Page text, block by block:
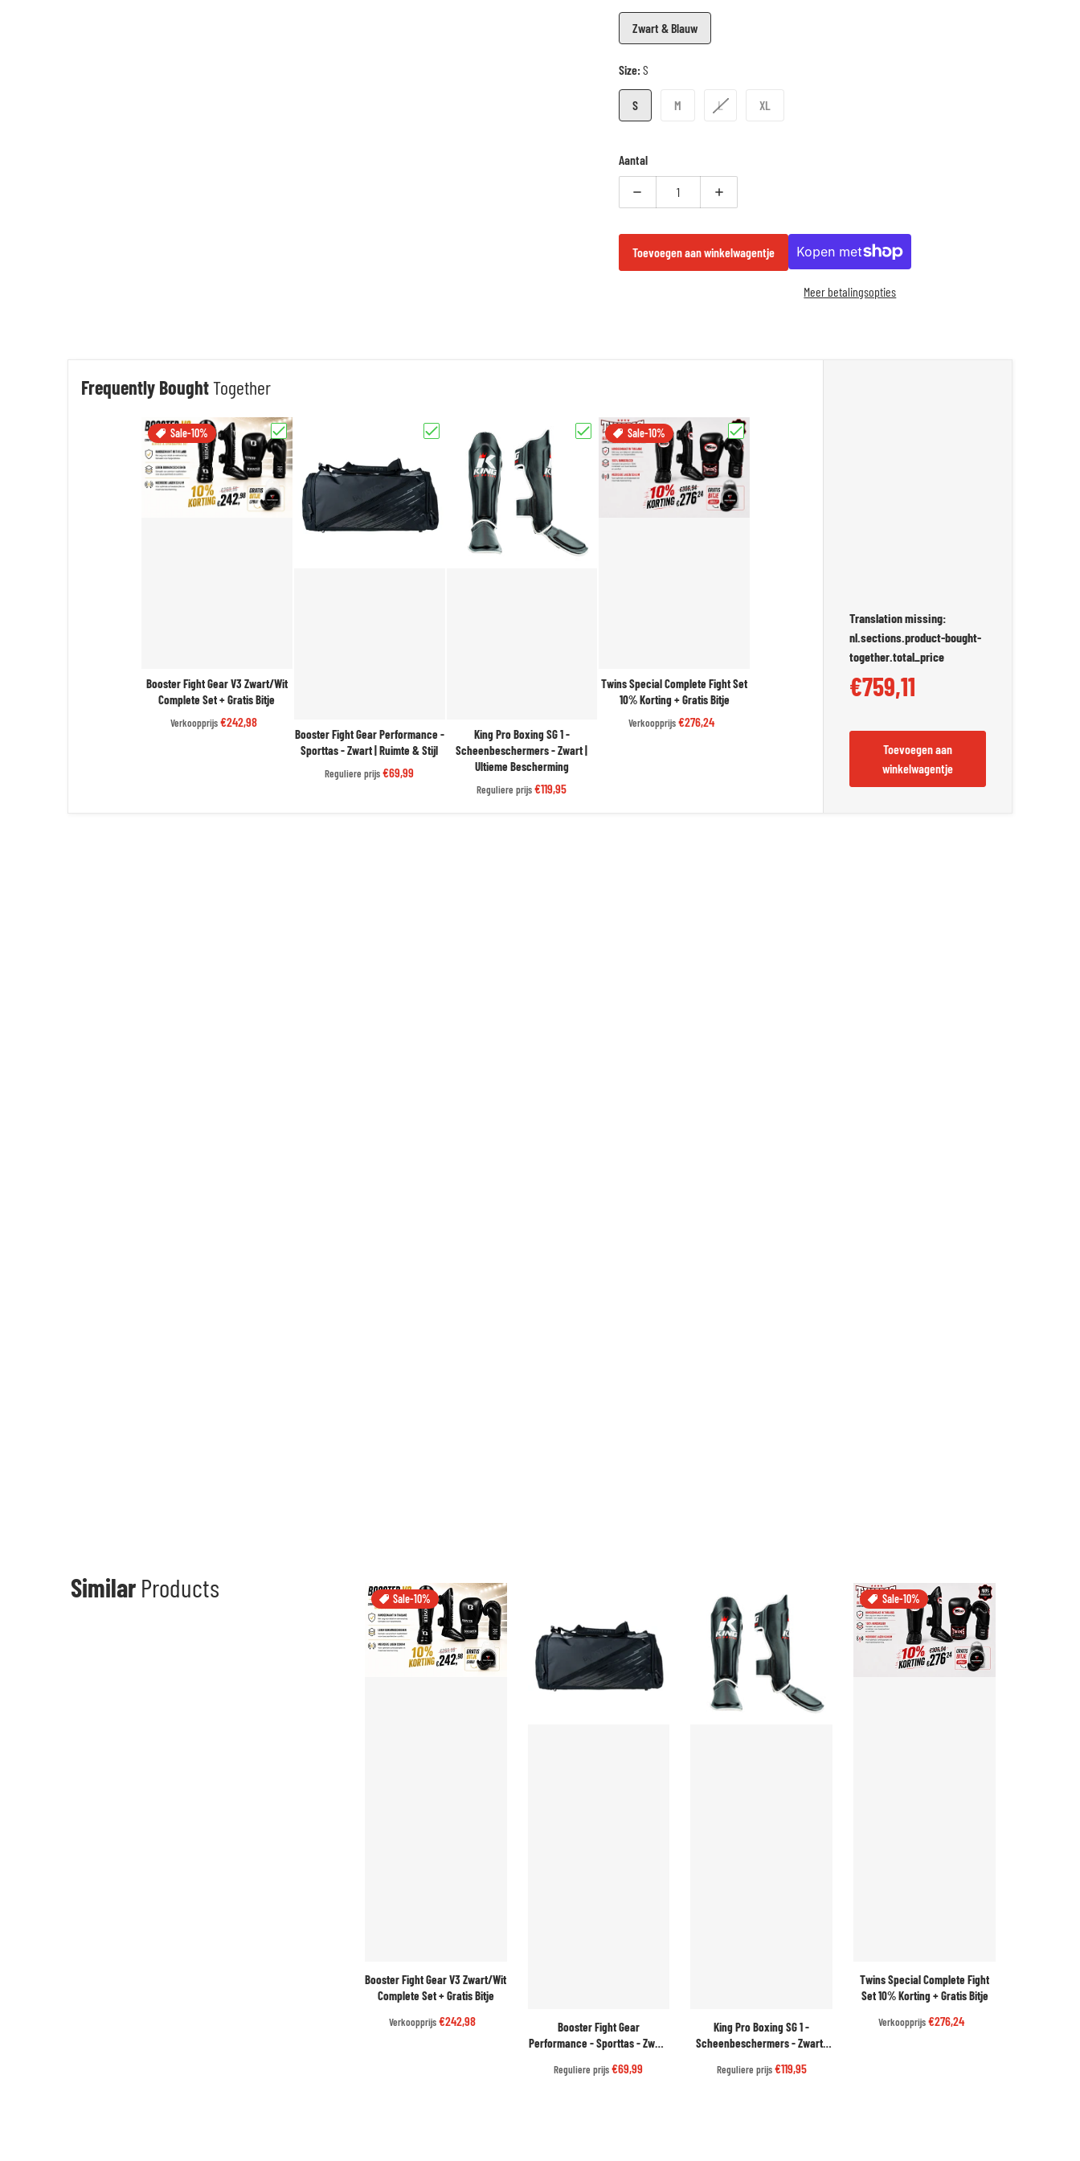
Zwart & Blauw
Size:S
S M L XL
Aantal
Verlaag aantal voor Booster Fight Gear Slugger Wave - Kickboksbroek - Zwart/Blauw | Kracht
Verhoog aantal voor Booster Fight Gear Slugger Wave - Kickboksbroek -
Toevoegen aan winkelwagentje
Meer betalingsopties
Frequently BoughtTogether
Kies "Booster Fight Gear V3 Zwart/Wit Complete Set + Gratis Bitje"
Sale-10%
Booster Fight Gear V3 Zwart/Wit
Complete Set + Gratis Bitje
Verkoopprijs€242,98
Kies "Booster Fight Gear Performance - Sporttas - Zwart | Ruimte & Stijl"
Booster Fight Gear Performance -
Sporttas - Zwart | Ruimte & Stijl
Reguliere prijs€69,99
Kies "King Pro Boxing SG 1 - Scheenbeschermers - Zwart | Ultieme Bescherming"
King Pro Boxing SG 1 -
Scheenbeschermers - Zwart |
Ultieme Bescherming
Reguliere prijs €119,95
Kies "Twins Special Complete Fight Set 10% Korting + Gratis Bitje"
Sale-10%
Twins Special Complete Fight Set
10% Korting + Gratis Bitje
Verkoopprijs €276,24
Translation missing:
nl.sections.product-bought-
together.total_price
€759,11
Toevoegen aan
winkelwagentje
Similar Products Sale-10%
Booster Fight Gear V3 Zwart/Wit
Complete Set + Gratis Bitje
Verkoopprijs€242,98
Booster Fight Gear
Performance - Sporttas - Zwart
Reguliere prijs €69,99
King Pro Boxing SG 1 -
Scheenbeschermers - Zwart |
Reguliere prijs €119,95
Sale-10%
Twins Special Complete Fight
Set 10% Korting + Gratis Bitje
Verkoopprijs€276,24